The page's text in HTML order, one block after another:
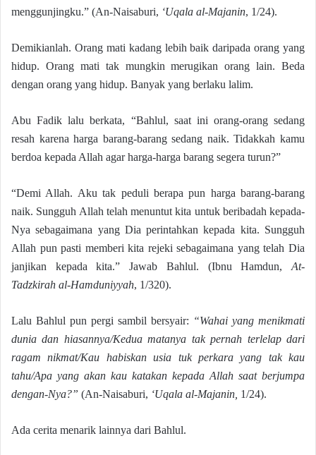
menggunjingku.” (An-Naisaburi, ‘Uqala al-Majanin, 1/24).
Demikianlah. Orang mati kadang lebih baik daripada orang yang
hidup. Orang mati tak mungkin merugikan orang lain. Beda
dengan orang yang hidup. Banyak yang berlaku lalim.
Abu Fadik lalu berkata, “Bahlul, saat ini orang-orang sedang
resah karena harga barang-barang sedang naik. Tidakkah kamu
berdoa kepada Allah agar harga-harga barang segera turun?”
“Demi Allah. Aku tak peduli berapa pun harga barang-barang
naik. Sungguh Allah telah menuntut kita untuk beribadah kepada-
Nya sebagaimana yang Dia perintahkan kepada kita. Sungguh
Allah pun pasti memberi kita rejeki sebagaimana yang telah Dia
janjikan kepada kita.” Jawab Bahlul. (Ibnu Hamdun, At-
Tadzkirah al-Hamduniyyah, 1/320).
Lalu Bahlul pun pergi sambil bersyair: “Wahai yang menikmati
dunia dan hiasannya/Kedua matanya tak pernah terlelap dari
ragam nikmat/Kau habiskan usia tuk perkara yang tak kau
tahu/Apa yang akan kau katakan kepada Allah saat berjumpa
dengan-Nya?” (An-Naisaburi, ‘Uqala al-Majanin, 1/24).
Ada cerita menarik lainnya dari Bahlul.